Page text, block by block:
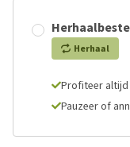
Herhaal
Profiteer
Pauzeer of